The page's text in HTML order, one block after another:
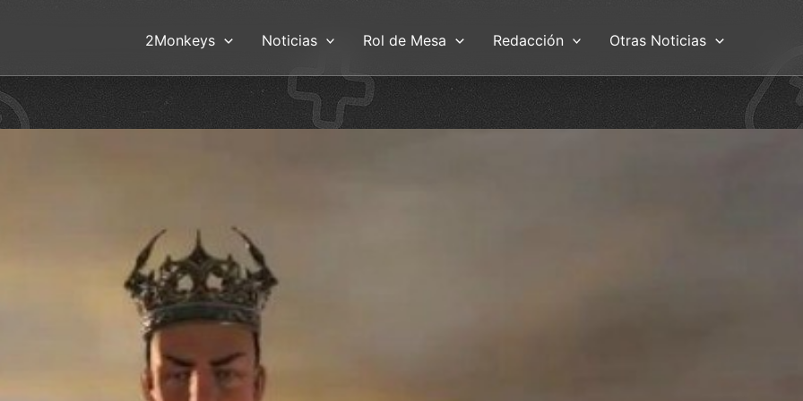
2Monkeys Noticias Rol de Mesa Redacción Otras Noticias